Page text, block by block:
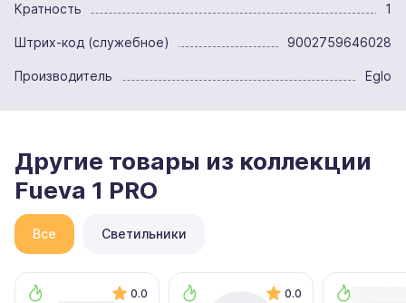
Кратность 1
Штрих-код (служебное) 9002759646028
Производитель Eglo
Другие товары из коллекции
Fueva 1 PRO
Все Светильники
0.0 0.0